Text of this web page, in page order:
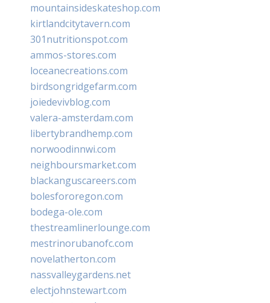
mountainsideskateshop.com
kirtlandcitytavern.com
301nutritionspot.com
ammos-stores.com
loceanecreations.com
birdsongridgefarm.com
joiedevivblog.com
valera-amsterdam.com
libertybrandhemp.com
norwoodinnwi.com
neighboursmarket.com
blackanguscareers.com
bolesfororegon.com
bodega-ole.com
thestreamlinerlounge.com
mestrinorubanofc.com
novelatherton.com
nassvalleygardens.net
electjohnstewart.com